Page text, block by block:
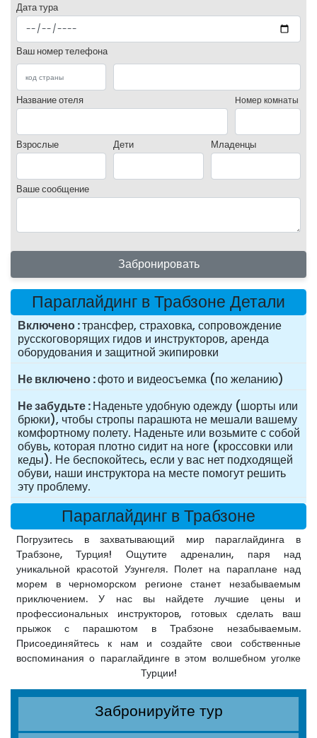
Дата тура
Ваш номер телефона
Название отеля Номер комнаты
Взрослые Дети Младенцы
Ваше сообщение
Забронировать
Параглайдинг в Трабзоне Детали
Включено трансфер, страховка, сопровождение
русскоговорящих гидов и инструкторов, аренда
оборудования и защитной экипировки
Не включено фото и видеосъемка (по желанию)
Не забудьте Наденьте удобную одежду (шорты или
брюки), чтобы стропы парашюта не мешали вашему
комфортному полету. Наденьте или возьмите с собой
обувь, которая плотно сидит на ноге (кроссовки или
кеды). Не беспокойтесь, если у вас нет подходящей
обуви, наши инструктора на месте помогут решить
эту проблему.
Параглайдинг в Трабзоне
Погрузитесь в захватывающий мир параглайдинга в
Трабзоне, Турция! Ощутите адреналин, паря над
уникальной красотой Узунгеля. Полет на параплане над
морем в черноморском регионе станет незабываемым
приключением. У нас вы найдете лучшие цены и
профессиональных инструкторов, готовых сделать ваш
прыжок с парашютом в Трабзоне незабываемым.
Присоединяйтесь к нам и создайте свои собственные
воспоминания о параглайдинге в этом волшебном уголке
Турции!
Забронируйте тур